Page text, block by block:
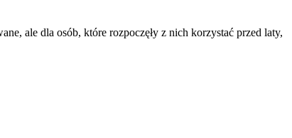
ale dla osób, które rozpoczęły z nich korzystać przed laty,